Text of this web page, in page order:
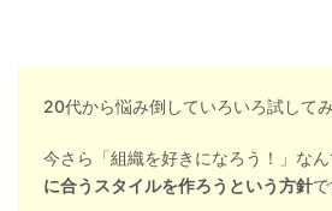
20代から悩み倒していろいろ試して
今さら「組織を好きになろう！」なん
に合うスタイルを作ろうという方針で